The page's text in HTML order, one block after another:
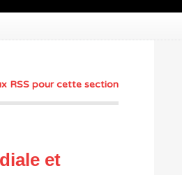
RSS pour cette section
et